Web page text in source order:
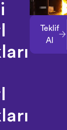
Teklif
Al